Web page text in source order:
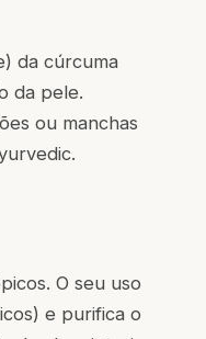
da cúrcuma
da pele.
ou manchas
O seu uso
e purifica o